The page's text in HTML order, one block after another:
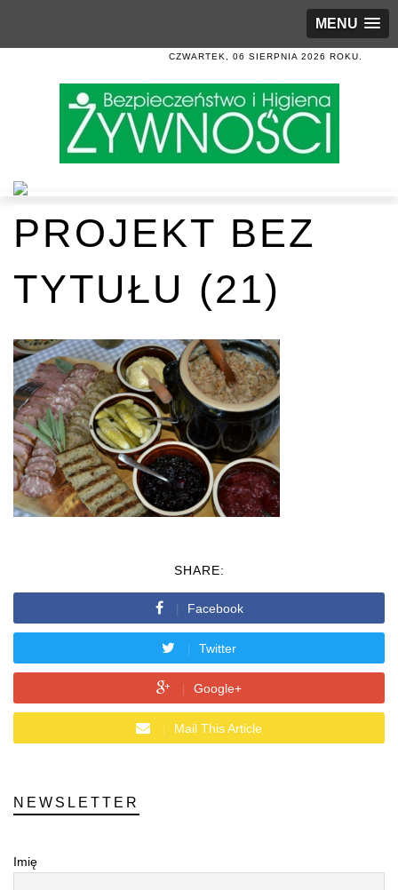
MENU
CZWARTEK, 06 SIERPNIA 2026 ROKU.
PROJEKT BEZ
TYTUŁU (21)
SHARE:
Facebook
Twitter
Google+
Mail This Article
NEWSLETTER
Imię